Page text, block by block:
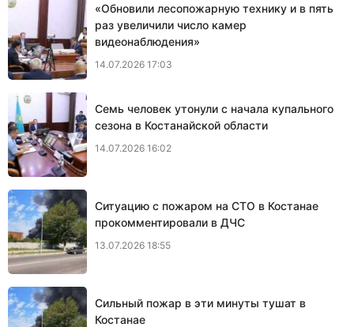
«Обновили лесопожарную технику и в пять
раз увеличили число камер
видеонаблюдения»
14.07.2026 17:03
Семь человек утонули с начала купального
сезона в Костанайской области
14.07.2026 16:02
Ситуацию с пожаром на СТО в Костанае
прокомментировали в ДЧС
13.07.2026 18:55
Сильный пожар в эти минуты тушат в
Костанае